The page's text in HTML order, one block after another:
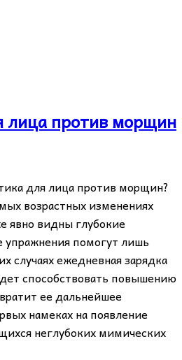
лица против морщин
для лица против морщин?
возрастных изменениях
явно видны глубокие
помогут лишь
случаях ежедневная зарядка
способствовать повышению
ее дальнейшее
намеках на появление
неглубоких мимических